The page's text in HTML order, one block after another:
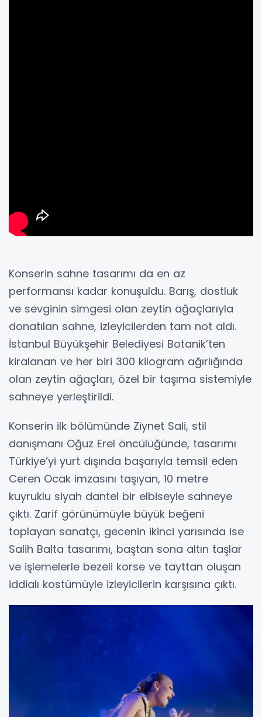
Konserin sahne tasarımı da en az
performansı kadar konuşuldu. Barış, dostluk
ve sevginin simgesi olan zeytin ağaçlarıyla
donatılan sahne, izleyicilerden tam not aldı.
İstanbul Büyükşehir Belediyesi Botanik’ten
kiralanan ve her biri 300 kilogram ağırlığında
olan zeytin ağaçları, özel bir taşıma sistemiyle
sahneye yerleştirildi.
Konserin ilk bölümünde Ziynet Sali, stil
danışmanı Oğuz Erel öncülüğünde, tasarımı
Türkiye’yi yurt dışında başarıyla temsil eden
Ceren Ocak imzasını taşıyan, 10 metre
kuyruklu siyah dantel bir elbiseyle sahneye
çıktı. Zarif görünümüyle büyük beğeni
toplayan sanatçı, gecenin ikinci yarısında ise
Salih Balta tasarımı, baştan sona altın taşlar
ve işlemelerle bezeli korse ve tayttan oluşan
iddialı kostümüyle izleyicilerin karşısına çıktı.